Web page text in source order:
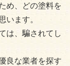
め、どの塗料を
います。
は、騙されてし
良な業者を探す